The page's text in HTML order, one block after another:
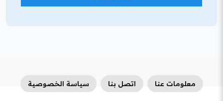
معلومات عنا اتصل بنا سياسة الخصوصية